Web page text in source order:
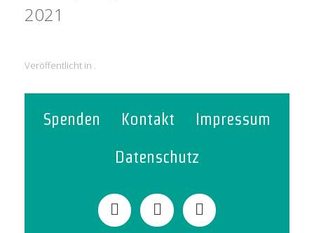
2021
Veröffentlicht in .
Spenden Kontakt
Impressum
Datenschutz